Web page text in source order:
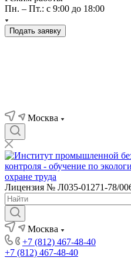
Пн. – Пт.: с 9:00 до 18:00
Подать заявку
Москва
Лицензия № Л035-01271-78/
Москва
+7 (812) 467-48-40
+7 (812) 467-48-40